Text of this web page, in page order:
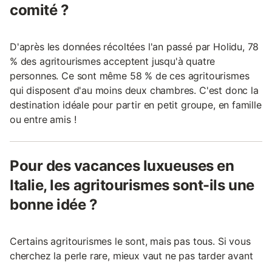
comité ?
D'après les données récoltées l'an passé par Holidu, 78
% des agritourismes acceptent jusqu'à quatre
personnes. Ce sont même 58 % de ces agritourismes
qui disposent d'au moins deux chambres. C'est donc la
destination idéale pour partir en petit groupe, en famille
ou entre amis !
Pour des vacances luxueuses en
Italie, les agritourismes sont-ils une
bonne idée ?
Certains agritourismes le sont, mais pas tous. Si vous
cherchez la perle rare, mieux vaut ne pas tarder avant